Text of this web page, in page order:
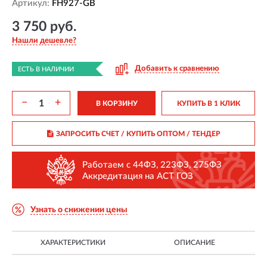
Артикул: FH927-GB
3 750 руб.
Нашли дешевле?
ЕСТЬ В НАЛИЧИИ Добавить к сравнению
− + В КОРЗИНУ КУПИТЬ В 1 КЛИК
ЗАПРОСИТЬ СЧЕТ / КУПИТЬ ОПТОМ/ ТЕНДЕР
Работаем с 44ФЗ, 223ФЗ, 275ФЗ
Аккредитация на АСТ ГОЗ
Узнать о снижении цены
ХАРАКТЕРИСТИКИ ОПИСАНИЕ